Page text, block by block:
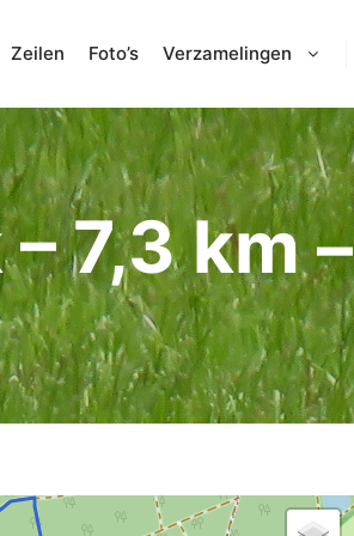
Zeilen Foto’s Verzamelingen
7,3 km –